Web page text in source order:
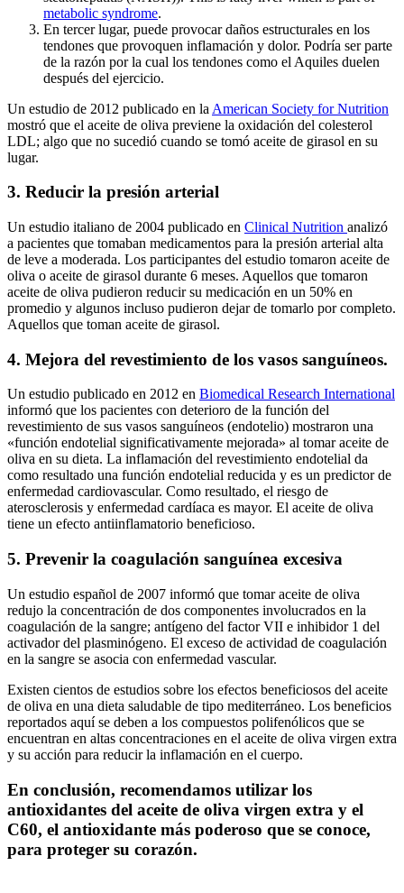
metabolic syndrome.
En tercer lugar, puede provocar daños estructurales en los
tendones que provoquen inflamación y dolor. Podría ser parte
de la razón por la cual los tendones como el Aquiles duelen
después del ejercicio.
Un estudio de 2012 publicado en la American Society for Nutrition
mostró que el aceite de oliva previene la oxidación del colesterol
LDL; algo que no sucedió cuando se tomó aceite de girasol en su
lugar.
3. Reducir la presión arterial
Un estudio italiano de 2004 publicado en Clinical Nutrition analizó
a pacientes que tomaban medicamentos para la presión arterial alta
de leve a moderada. Los participantes del estudio tomaron aceite de
oliva o aceite de girasol durante 6 meses. Aquellos que tomaron
aceite de oliva pudieron reducir su medicación en un 50% en
promedio y algunos incluso pudieron dejar de tomarlo por completo.
Aquellos que toman aceite de girasol.
4. Mejora del revestimiento de los vasos sanguíneos.
Un estudio publicado en 2012 en Biomedical Research International
informó que los pacientes con deterioro de la función del
revestimiento de sus vasos sanguíneos (endotelio) mostraron una
«función endotelial significativamente mejorada» al tomar aceite de
oliva en su dieta. La inflamación del revestimiento endotelial da
como resultado una función endotelial reducida y es un predictor de
enfermedad cardiovascular. Como resultado, el riesgo de
aterosclerosis y enfermedad cardíaca es mayor. El aceite de oliva
tiene un efecto antiinflamatorio beneficioso.
5. Prevenir la coagulación sanguínea excesiva
Un estudio español de 2007 informó que tomar aceite de oliva
redujo la concentración de dos componentes involucrados en la
coagulación de la sangre; antígeno del factor VII e inhibidor 1 del
activador del plasminógeno. El exceso de actividad de coagulación
en la sangre se asocia con enfermedad vascular.
Existen cientos de estudios sobre los efectos beneficiosos del aceite
de oliva en una dieta saludable de tipo mediterráneo. Los beneficios
reportados aquí se deben a los compuestos polifenólicos que se
encuentran en altas concentraciones en el aceite de oliva virgen extra
y su acción para reducir la inflamación en el cuerpo.
En conclusión, recomendamos utilizar los
antioxidantes del aceite de oliva virgen extra y el
C60, el antioxidante más poderoso que se conoce,
para proteger su corazón.